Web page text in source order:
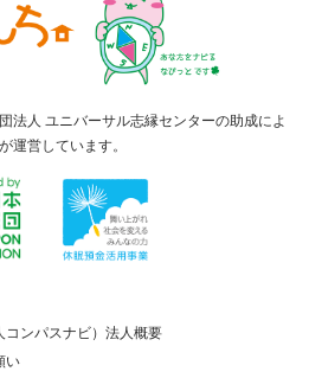
法人 ユニバーサル志縁センターの助成によ
運営しています。
コンパスナビ）法人概要
い